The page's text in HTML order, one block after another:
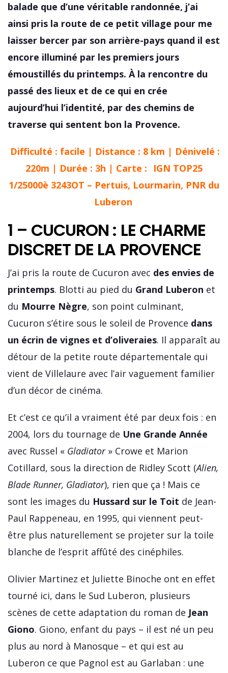
balade que d’une véritable randonnée, j’ai
ainsi pris la route de ce petit village pour me
laisser bercer par son arrière-pays quand il est
encore illuminé par les premiers jours
émoustillés du printemps. À la rencontre du
passé des lieux et de ce qui en crée
aujourd’hui l’identité, par des chemins de
traverse qui sentent bon la Provence.
Difficulté : facile | Distance : 8 km | Dénivelé :
220m | Durée : 3h | Carte :
IGN TOP25
1/25000è 3243OT – Pertuis, Lourmarin, PNR du
Luberon
1 – CUCURON : LE CHARME
DISCRET DE LA PROVENCE
J’ai pris la route de Cucuron avec des envies de
printemps. Blotti au pied du Grand Luberon et
du Mourre Nègre, son point culminant,
Cucuron s’étire sous le soleil de Provence dans
un écrin de vignes et d’oliveraies. Il apparaît au
détour de la petite route départementale qui
vient de Villelaure avec l’air vaguement familier
d’un décor de cinéma.
Et c’est ce qu’il a vraiment été par deux fois : en
2004, lors du tournage de Une Grande Année
avec Russel « Gladiator» Crowe et Marion
Cotillard, sous la direction de Ridley Scott (Alien,
Blade Runner, Gladiator), rien que ça ! Mais ce
sont les images du Hussard sur le Toit de Jean-
Paul Rappeneau, en 1995, qui viennent peut-
être plus naturellement se projeter sur la toile
blanche de l’esprit affûté des cinéphiles.
Olivier Martinez et Juliette Binoche ont en effet
tourné ici, dans le Sud Luberon, plusieurs
scènes de cette adaptation du roman de Jean
Giono. Giono, enfant du pays – il est né un peu
plus au nord à Manosque – et qui est au
Luberon ce que Pagnol est au Garlaban : une